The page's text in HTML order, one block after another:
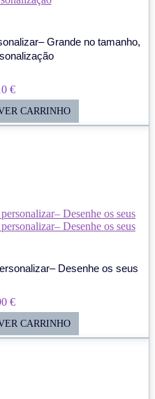
Grande no tamanho,
€
CARRINHO
Desenhe os seus
€
CARRINHO